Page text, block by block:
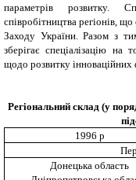
параметрів розвитку.
співробітництва регіонів,
Заходу України. Разом з
зберігає спеціалізацію на
щодо розвитку інноваційних
Регіональний склад (у
1996 р
Донецька область